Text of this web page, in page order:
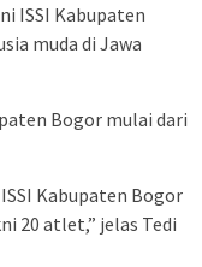
ISSI Kabupaten
muda di Jawa
Bogor mulai dari
Kabupaten Bogor
20 atlet,” jelas Tedi